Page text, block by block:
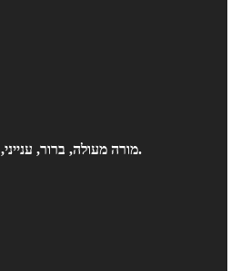
מורה מעולה, ברור, ענייני, מעניין וקשוב לצרכי התלמיד.